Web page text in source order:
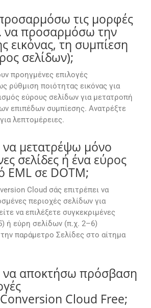
τις μορφές
να προσαρμόσω την
εικόνας, τη συμπίεση
σελίδων);
προηγμένες επιλογές
ρύθμιση ποιότητας εικόνας για
εύρους σελίδων για μετατροπή
επιπέδων συμπίεσης. Ανατρέξτε
λεπτομέρειες.
μετατρέψω μόνο
σελίδες ή ένα εύρος
EML σε DOTM;
Cloud σάς επιτρέπει να
περιοχές σελίδων για
να επιλέξετε συγκεκριμένες
ή εύρη σελίδων (π.χ. 2–6)
παράμετρο Σελίδες στο αίτημα
αποκτήσω πρόσβαση
Cloud Free;